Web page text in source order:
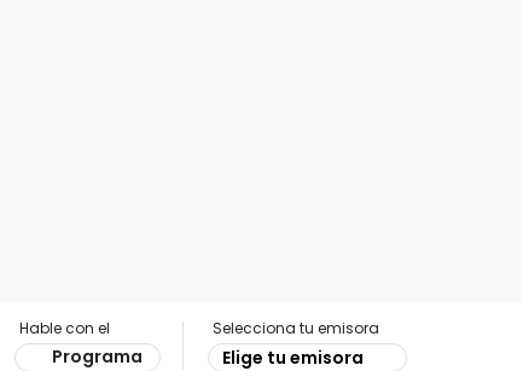
Hable con el
Programa
Selecciona tu emisora
Elige tu emisora